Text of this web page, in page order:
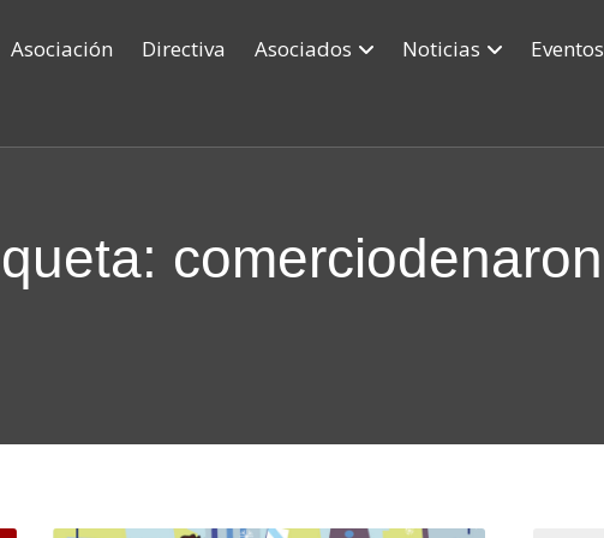
Asociación Directiva Asociados Noticias Eventos
comerciodenaron